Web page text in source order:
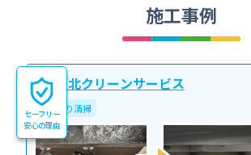
施工事例
大阪北クリーンサービス
水回り清掃
セーフリー
安心の理由